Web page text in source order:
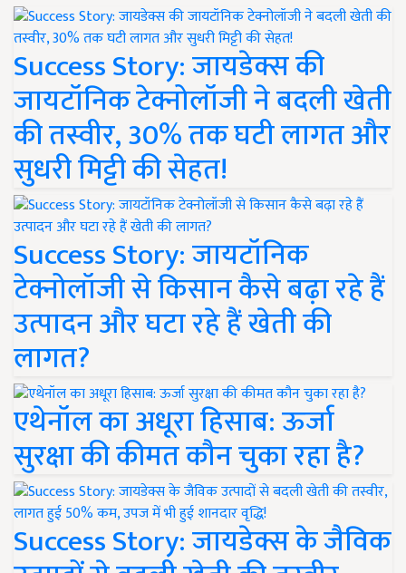
Success Story: जायडेक्स की
जायटॉनिक टेक्नोलॉजी ने बदली खेती
की तस्वीर, 30% तक घटी लागत और
सुधरी मिट्टी की सेहत!
Success Story: जायटॉनिक
टेक्नोलॉजी से किसान कैसे बढ़ा रहे हैं
उत्पादन और घटा रहे हैं खेती की
लागत?
एथेनॉल का अधूरा हिसाब: ऊर्जा
सुरक्षा की कीमत कौन चुका रहा है?
Success Story: जायडेक्स के जैविक